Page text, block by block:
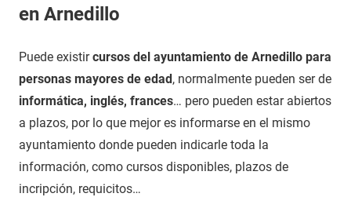
en Arnedillo
Puede existircursos del ayuntamiento de Arnedillo para
personas mayores de edad, normalmente pueden ser de
informática, inglés, frances… pero pueden estar abiertos
a plazos, por lo que mejor es informarse en el mismo
ayuntamiento donde pueden indicarle toda la
información, como cursos disponibles, plazos de
incripción, requicitos…